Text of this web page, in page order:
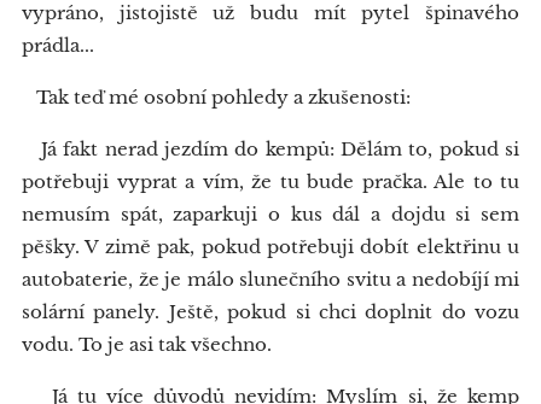
vypráno, jistojistě už budu mít pytel špinavého
prádla...
Tak teď mé osobní pohledy a zkušenosti:
Já fakt nerad jezdím do kempů: Dělám to, pokud si
potřebuji vyprat a vím, že tu bude pračka. Ale to tu
nemusím spát, zaparkuji o kus dál a dojdu si sem
pěšky. V zimě pak, pokud potřebuji dobít elektřinu u
autobaterie, že je málo slunečního svitu a nedobíjí mi
solární panely. Ještě, pokud si chci doplnit do vozu
vodu. To je asi tak všechno.
Já tu více důvodů nevidím: Myslím si, že kemp